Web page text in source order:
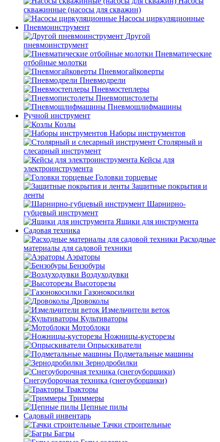
скважинные (насосы для скважин)
Насосы циркуляционные
Пневмоинструмент
Другой
пневмоинструмент
Пневматические
отбойные молотки
Пневмогайковерты
Пневмодрели
Пневмостеплеры
Пневмопистолеты
Пневмошлифмашины
Ручной инструмент
Козлы
Наборы инструментов
Столярный и
слесарный инструмент
Кейсы для
электроинструмента
Головки торцевые
Защитные покрытия и
ленты
Шарнирно-
губцевый инструмент
Ящики для инструмента
Садовая техника
Расходные
материалы для садовой техники
Аэраторы
Бензобуры
Воздуходувки
Высоторезы
Газонокосилки
Дровоколы
Измельчители веток
Культиваторы
Мотоблоки
Ножницы-кусторезы
Опрыскиватели
Подметальные машины
Зернодробилки
Снегоуборочная техника (снегоуборщики)
Тракторы
Триммеры
Цепные пилы
Садовый инвентарь
Тачки строительные
Багры